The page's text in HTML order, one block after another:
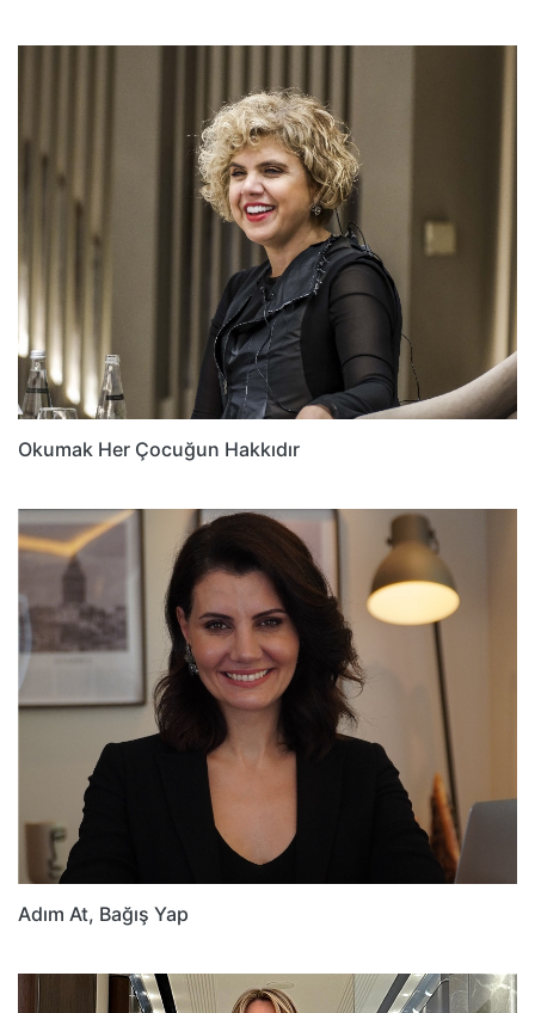
Okumak Her Çocuğun Hakkıdır
Adım At, Bağış Yap